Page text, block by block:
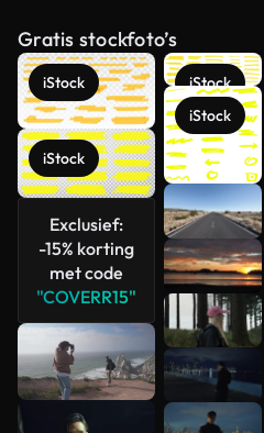
Gratis stockfoto’s
iStock
iStock
Exclusief:
-15% korting
met code
"COVERR15"
iStock
iStock